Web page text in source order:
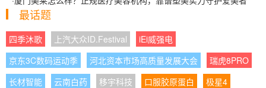
最话题
四季沐歌 上汽大众ID.Festival
iEi威强电
京东3C数码运动季
河北资本市场高质量发展大会
瑞虎8PRO
长材智能
云南白药 移宇科技 口服胶原蛋白
极星4